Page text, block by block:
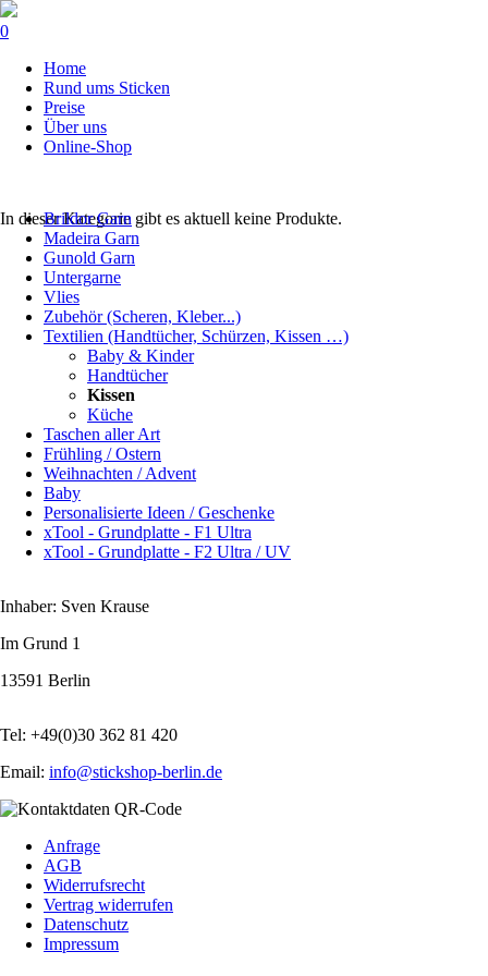
0
überspringen
Home
Rund ums Sticken
Preise
Über uns
Online-Shop
In dieser Kategorie gibt es aktuell keine Produkte.
überspringenBrildor Garn
Madeira Garn
Gunold Garn
Untergarne
Vlies
Zubehör (Scheren, Kleber...)
Textilien (Handtücher, Schürzen, Kissen …)
Baby & Kinder
Handtücher
Kissen
Küche
Taschen aller Art
Frühling / Ostern
Weihnachten / Advent
Baby
Personalisierte Ideen / Geschenke
xTool - Grundplatte - F1 Ultra
xTool - Grundplatte - F2 Ultra / UV
Inhaber: Sven Krause
Im Grund 1
13591 Berlin
Tel: +49(0)30 362 81 420
Email: info@stickshop-berlin.de
überspringen
Anfrage
AGB
Widerrufsrecht
Vertrag widerrufen
Datenschutz
Impressum